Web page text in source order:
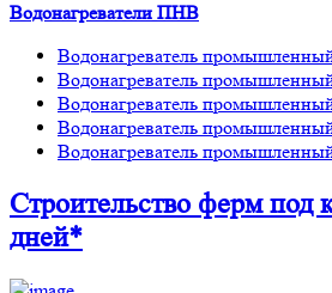
Водонагреватели ПНВ
Водонагреватель
Водонагреватель
Водонагреватель
Водонагреватель
Водонагреватель
Строительство фермпод
дней*